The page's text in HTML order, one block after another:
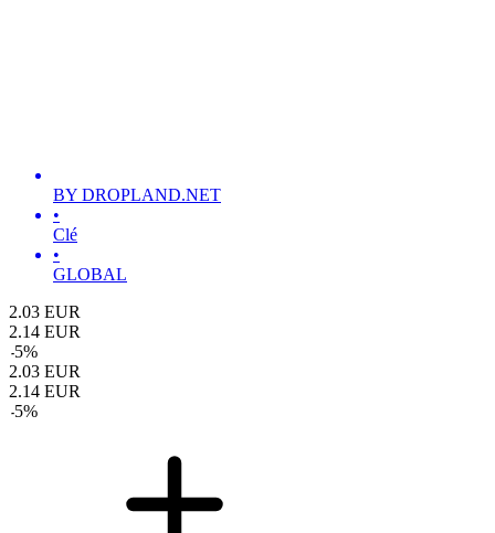
BY DROPLAND.NET
•
Clé
•
GLOBAL
2.03 EUR
2.14 EUR
-5%
2.03 EUR
2.14 EUR
-5%